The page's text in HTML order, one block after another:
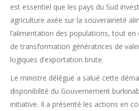
est essentiel que les pays du Sud
agriculture axée sur la souveraineté
l’alimentation des populations, tout
de transformation génératrices de
logiques d’exportation brute.
Le ministre délégué a salué cette
disponibilité du Gouvernement
initiative. Il a présenté les actions en